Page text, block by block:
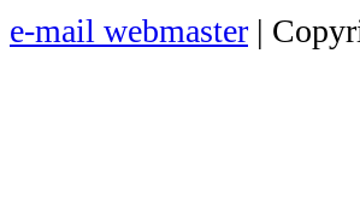
e-mail webmaster |